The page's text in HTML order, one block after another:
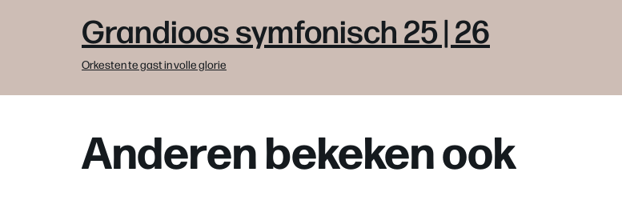
Grandioos symfonisch 25 | 26
Orkesten te gast in volle glorie
Anderen bekeken ook